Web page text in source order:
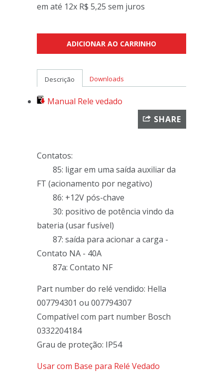
em até 12x R$ 5,25 sem juros
ADICIONAR AO CARRINHO
Descrição Downloads
Manual Rele vedado
SHARE
Contatos:
85: ligar em uma saída auxiliar da
FT (acionamento por negativo)
86: +12V pós-chave
30: positivo de potência vindo da
bateria (usar fusível)
87: saída para acionar a carga -
Contato NA - 40A
87a: Contato NF
Part number do relé vendido: Hella
007794301 ou 007794307
Compatível com part number Bosch
0332204184
Grau de proteção: IP54
Usar com Base para Relé Vedado